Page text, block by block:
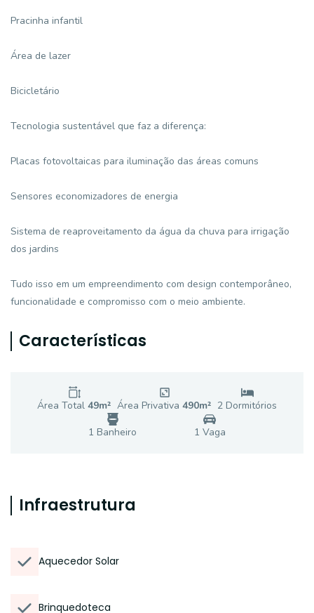
Pracinha infantil
Área de lazer
Bicicletário
Tecnologia sustentável que faz a diferença:
Placas fotovoltaicas para iluminação das áreas comuns
Sensores economizadores de energia
Sistema de reaproveitamento da água da chuva para irrigação
dos jardins
Tudo isso em um empreendimento com design contemporâneo,
funcionalidade e compromisso com o meio ambiente.
Características
Área Total 49m² Área Privativa 490m² 2 Dormitórios
1 Banheiro 1 Vaga
Infraestrutura
Aquecedor Solar
Brinquedoteca